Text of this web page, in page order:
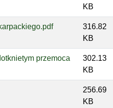
KB
316.82
KB
przemoca
302.13
KB
256.69
KB